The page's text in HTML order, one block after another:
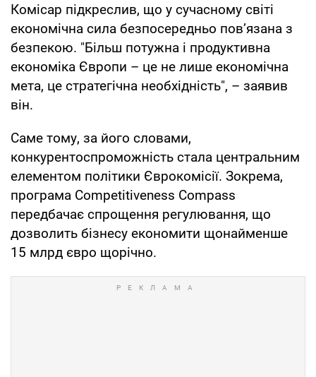
Комісар підкреслив, що у сучасному світі
економічна сила безпосередньо пов’язана з
безпекою. "Більш потужна і продуктивна
економіка Європи – це не лише економічна
мета, це стратегічна необхідність", – заявив
він.
Саме тому, за його словами,
конкурентоспроможність стала центральним
елементом політики Єврокомісії. Зокрема,
програма Competitiveness Compass
передбачає спрощення регулювання, що
дозволить бізнесу економити щонайменше
15 млрд євро щорічно.